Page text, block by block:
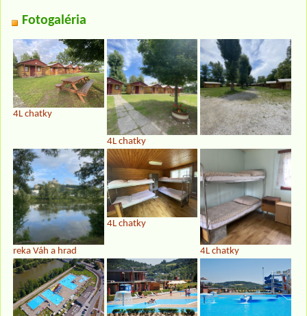
Fotogaléria
4L chatky
4L chatky
reka Váh a hrad
4L chatky
4L chatky